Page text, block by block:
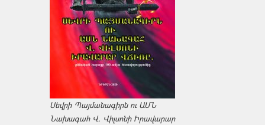
Սեվրի Պայմանագիրն ու ԱՄՆ
Նախագահ Վ. Վիլսոնի Իրավարար